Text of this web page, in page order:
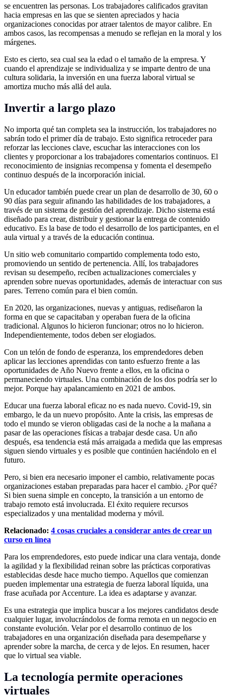
se encuentren las personas. Los trabajadores calificados gravitan
hacia empresas en las que se sienten apreciados y hacia
organizaciones conocidas por atraer talentos de mayor calibre. En
ambos casos, las recompensas a menudo se reflejan en la moral y los
márgenes.
Esto es cierto, sea cual sea la edad o el tamaño de la empresa. Y
cuando el aprendizaje se individualiza y se imparte dentro de una
cultura solidaria, la inversión en una fuerza laboral virtual se
amortiza mucho más allá del aula.
Invertir a largo plazo
No importa qué tan completa sea la instrucción, los trabajadores no
sabrán todo el primer día de trabajo. Esto significa retroceder para
reforzar las lecciones clave, escuchar las interacciones con los
clientes y proporcionar a los trabajadores comentarios continuos. El
reconocimiento de insignias recompensa y fomenta el desempeño
continuo después de la incorporación inicial.
Un educador también puede crear un plan de desarrollo de 30, 60 o
90 días para seguir afinando las habilidades de los trabajadores, a
través de un sistema de gestión del aprendizaje. Dicho sistema está
diseñado para crear, distribuir y gestionar la entrega de contenido
educativo. Es la base de todo el desarrollo de los participantes, en el
aula virtual y a través de la educación continua.
Un sitio web comunitario compartido complementa todo esto,
promoviendo un sentido de pertenencia. Allí, los trabajadores
revisan su desempeño, reciben actualizaciones comerciales y
aprenden sobre nuevas oportunidades, además de interactuar con sus
pares. Terreno común para el bien común.
En 2020, las organizaciones, nuevas y antiguas, rediseñaron la
forma en que se capacitaban y operaban fuera de la oficina
tradicional. Algunos lo hicieron funcionar; otros no lo hicieron.
Independientemente, todos deben ser elogiados.
Con un telón de fondo de esperanza, los emprendedores deben
aplicar las lecciones aprendidas con tanto esfuerzo frente a las
oportunidades de Año Nuevo frente a ellos, en la oficina o
permaneciendo virtuales. Una combinación de los dos podría ser lo
mejor. Porque hay apalancamiento en 2021 de ambos.
Educar una fuerza laboral eficaz no es nada nuevo. Covid-19, sin
embargo, le da un nuevo propósito. Ante la crisis, las empresas de
todo el mundo se vieron obligadas casi de la noche a la mañana a
pasar de las operaciones físicas a trabajar desde casa. Un año
después, esa tendencia está más arraigada a medida que las empresas
siguen siendo virtuales y es posible que continúen haciéndolo en el
futuro.
Pero, si bien era necesario imponer el cambio, relativamente pocas
organizaciones estaban preparadas para hacer el cambio. ¿Por qué?
Si bien suena simple en concepto, la transición a un entorno de
trabajo remoto está involucrada. El éxito requiere recursos
especializados y una mentalidad moderna y móvil.
Relacionado: 4 cosas cruciales a considerar antes de crear un
curso en línea
Para los emprendedores, esto puede indicar una clara ventaja, donde
la agilidad y la flexibilidad reinan sobre las prácticas corporativas
establecidas desde hace mucho tiempo. Aquellos que comienzan
pueden implementar una estrategia de fuerza laboral líquida, una
frase acuñada por Accenture. La idea es adaptarse y avanzar.
Es una estrategia que implica buscar a los mejores candidatos desde
cualquier lugar, involucrándolos de forma remota en un negocio en
constante evolución. Velar por el desarrollo continuo de los
trabajadores en una organización diseñada para desempeñarse y
aprender sobre la marcha, de cerca y de lejos. En resumen, hacer
que lo virtual sea viable.
La tecnología permite operaciones
virtuales